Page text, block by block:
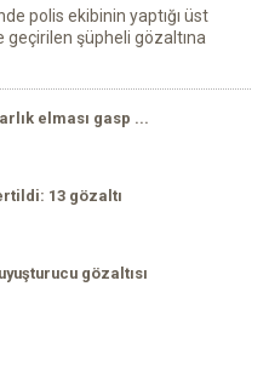
polis ekibinin yaptığı üst
geçirilen şüpheli gözaltına
elması gasp ...
13 gözaltı
gözaltısı